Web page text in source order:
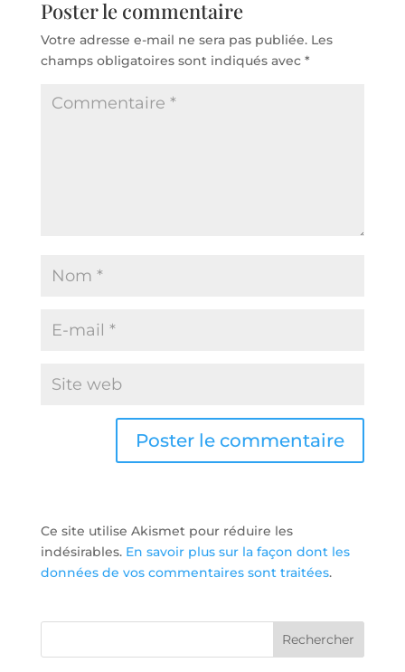
Poster le commentaire
Votre adresse e-mail ne sera pas publiée. Les
champs obligatoires sont indiqués avec *
Ce site utilise Akismet pour réduire les
indésirables. En savoir plus sur la façon dont les
données de vos commentaires sont traitées.